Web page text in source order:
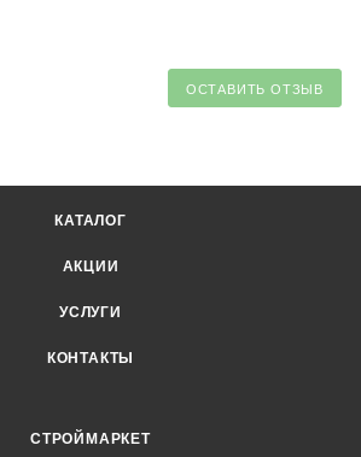
ОСТАВИТЬ ОТЗЫВ
КАТАЛОГ
АКЦИИ
УСЛУГИ
КОНТАКТЫ
СТРОЙМАРКЕТ